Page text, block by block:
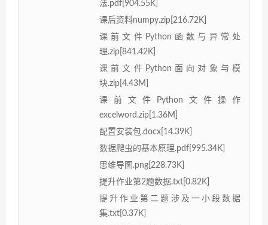
法.pdf[904.55K]
课后资料numpy.zip[216.72K]
课前文件Python函数与异常处
理.zip[841.42K]
课前文件Python面向对象与模
块.zip[4.43M]
课前文件Python文件操作
excelword.zip[1.36M]
配置安装包.docx[14.39K]
数据爬虫的基本原理.pdf[995.34K]
思维导图.png[228.73K]
提升作业第2题数据.txt[0.82K]
提升作业第二题涉及一小段数据
集.txt[0.37K]